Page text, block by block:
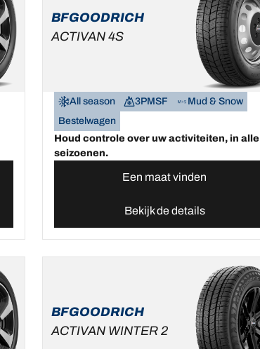
BFGOODRICH
ACTIVAN 4S
All season 3PMSF
Mud & Snow
Bestelwagen
Houd controle over uw activiteiten, in alle
seizoenen.
Een maat vinden
Bekijk de details
BFGOODRICH
ACTIVAN WINTER 2